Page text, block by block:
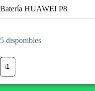
Batería HUAWEI P8
5 disponibles
Batería
HUAWEI
P8
cantidad